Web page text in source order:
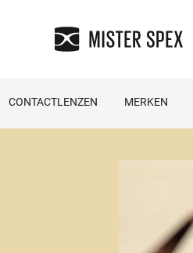
CONTACTLENZEN MERKEN